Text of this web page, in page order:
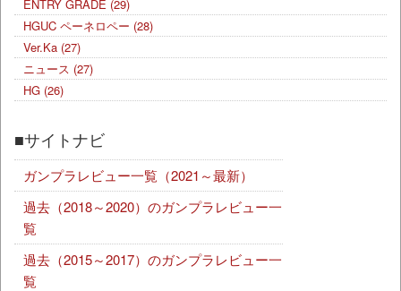
ENTRY GRADE (29)
HGUC ペーネロペー (28)
Ver.Ka (27)
ニュース (27)
HG (26)
■サイトナビ
ガンプラレビュー一覧（2021～最新）
過去（2018～2020）のガンプラレビュー一
覧
過去（2015～2017）のガンプラレビュー一
覧